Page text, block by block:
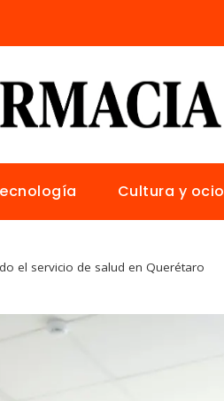
Cultura y ocio
el servicio de salud en Querétaro